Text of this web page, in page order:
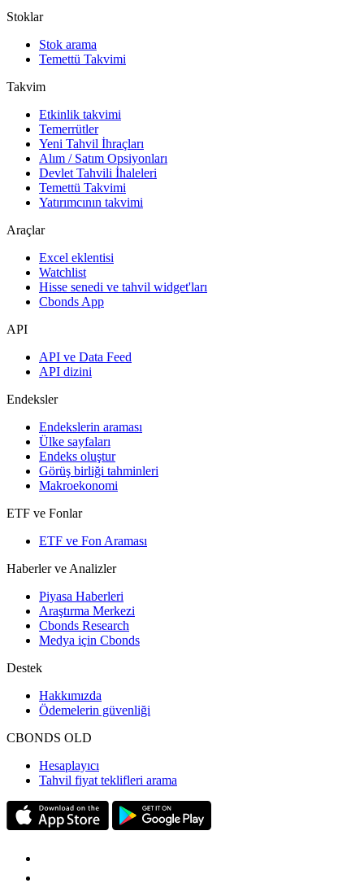
Stoklar
Stok arama
Temettü Takvimi
Takvim
Etkinlik takvimi
Temerrütler
Yeni Tahvil İhraçları
Alım / Satım Opsiyonları
Devlet Tahvili İhaleleri
Temettü Takvimi
Yatırımcının takvimi
Araçlar
Excel eklentisi
Watchlist
Hisse senedi ve tahvil widget'ları
Cbonds App
API
API ve Data Feed
API dizini
Endeksler
Endekslerin araması
Ülke sayfaları
Endeks oluştur
Görüş birliği tahminleri
Makroekonomi
ETF ve Fonlar
ETF ve Fon Araması
Haberler ve Analizler
Piyasa Haberleri
Araştırma Merkezi
Cbonds Research
Medya için Cbonds
Destek
Hakkımızda
Ödemelerin güvenliği
CBONDS OLD
Hesaplayıcı
Tahvil fiyat teklifleri arama